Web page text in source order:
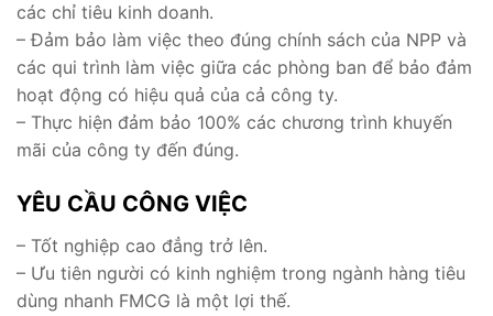
các chỉ tiêu kinh doanh.
– Đảm bảo làm việc theo đúng chính sách của NPP và
các qui trình làm việc giữa các phòng ban để bảo đảm
hoạt động có hiệu quả của cả công ty.
– Thực hiện đảm bảo 100% các chương trình khuyến
mãi của công ty đến đúng.
YÊU CẦU CÔNG VIỆC
– Tốt nghiệp cao đẳng trở lên.
– Ưu tiên người có kinh nghiệm trong ngành hàng tiêu
dùng nhanh FMCG là một lợi thế.